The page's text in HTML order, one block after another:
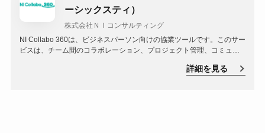
ーシックスティ）
株式会社ＮＩコンサルティング
NI Collabo 360は、ビジネスパーソン向けの協業ツールです。このサー
ビスは、チーム間のコラボレーション、プロジェクト管理、コミュニ
詳細を見る